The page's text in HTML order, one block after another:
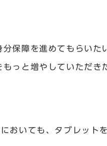
保障を進めてもらいた
っと増やしていただき
おいても、タブレット